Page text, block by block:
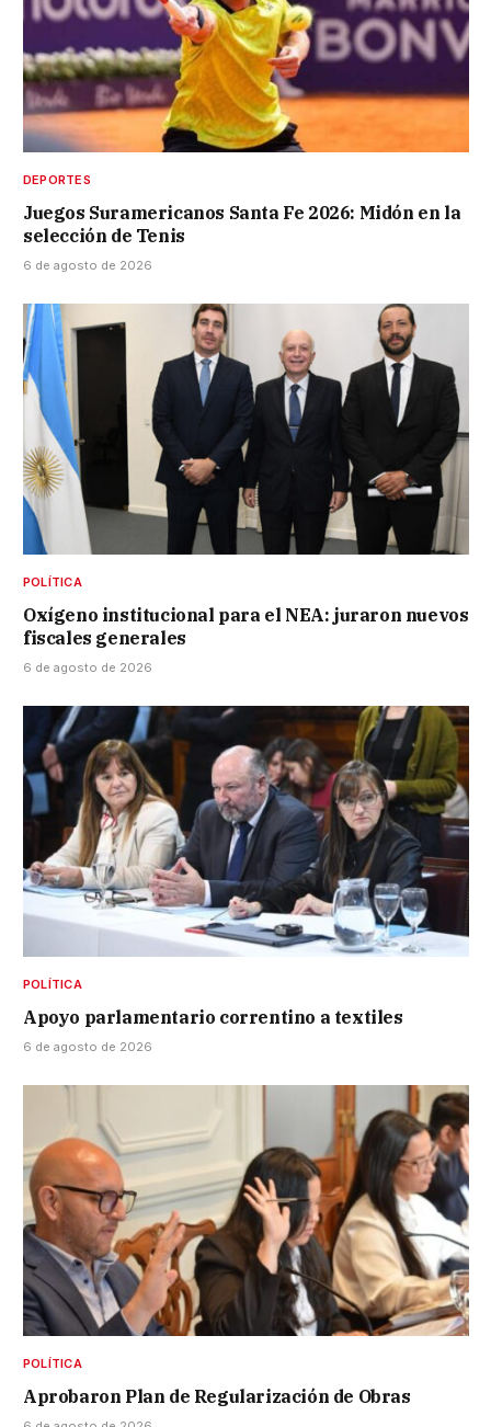
DEPORTES
Juegos Suramericanos Santa Fe 2026: Midón en la
selección de Tenis
6 de agosto de 2026
POLÍTICA
Oxígeno institucional para el NEA: juraron nuevos
fiscales generales
6 de agosto de 2026
POLÍTICA
Apoyo parlamentario correntino a textiles
6 de agosto de 2026
POLÍTICA
Aprobaron Plan de Regularización de Obras